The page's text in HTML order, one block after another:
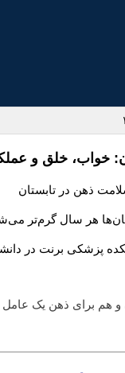
خواب، خلق و
هر سال گرم‌تر
پزشکی برنت در
و هم برای ذهن یک